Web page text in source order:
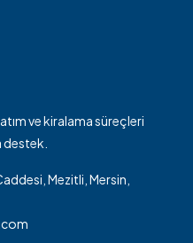
ve kiralama süreçleri
destek.
Mezitli, Mersin,